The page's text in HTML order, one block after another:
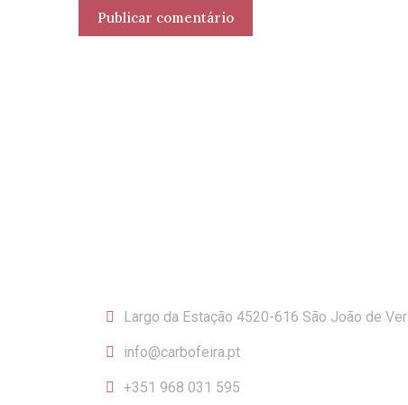
Largo da Estação 4520-616 São João de Ver
info@carbofeira.pt
+351 968 031 595